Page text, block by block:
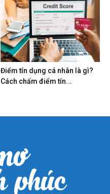
Điểm tín dụng cá nhân là gì?
Cách chấm điểm tín...